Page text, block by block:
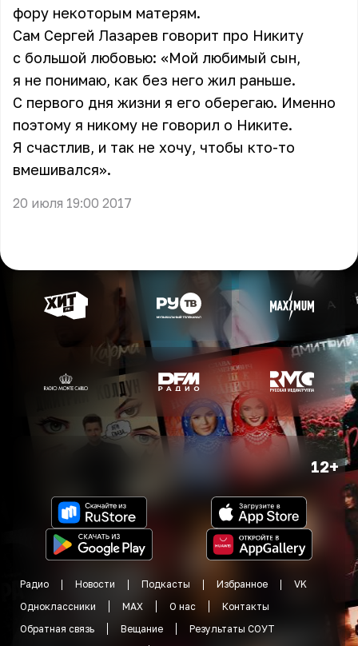
фору некоторым матерям.
Сам Сергей Лазарев говорит про Никиту
с большой любовью: «Мой любимый сын,
я не понимаю, как без него жил раньше.
С первого дня жизни я его оберегаю. Именно
поэтому я никому не говорил о Никите.
Я счастлив, и так не хочу, чтобы кто-то
вмешивался».
20 июля 19:00 2017
12+
Радио Новости Подкасты Избранное
VK
Одноклассники
MAX О нас
Контакты
Обратная связь
Вещание
Результаты СОУТ